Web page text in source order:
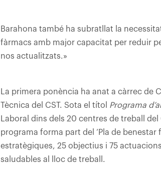
Barahona també ha subratllat la
fàrmacs amb major capacitat per reduir
nos actualitzats.»
La primera ponència ha anat a càrrec de
Tècnica del CST. Sota el títol Programa
Laboral dins dels 20 centres de treball
programa forma part del ‘Pla de
estratègiques, 25 objectius i 75
saludables al lloc de treball.